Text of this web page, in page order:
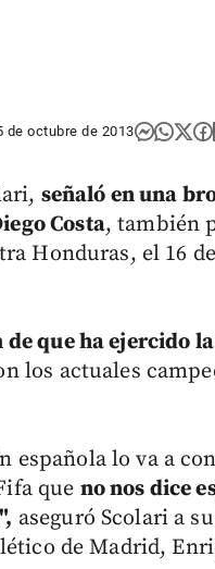
de octubre de 2013
señaló en una
Costa, también
Honduras, el 16
que ha ejercido
los actuales
española lo va a
que no nos dice
aseguró Scolari a
de Madrid,